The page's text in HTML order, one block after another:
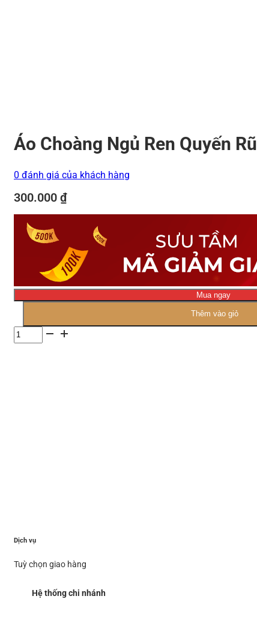
Áo Choàng Ngủ Ren Quyến Rũ
0 đánh giá của khách hàng
300.000 ₫
Số
lượng
Thêm vào giỏ
Mua ngay
Dịch vụ
Tuỳ chọn giao hàng
Hệ thống chi nhánh